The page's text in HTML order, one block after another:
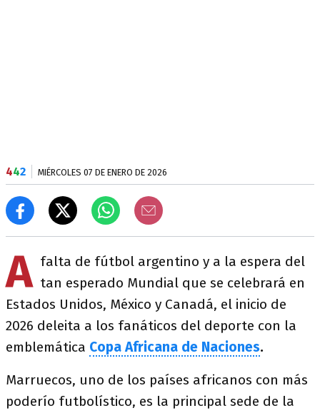
442 MIÉRCOLES 07 DE ENERO DE 2026
A falta de fútbol argentino y a la espera del
tan esperado Mundial que se celebrará en
Estados Unidos, México y Canadá, el inicio de
2026 deleita a los fanáticos del deporte con la
emblemática Copa Africana de Naciones.
Marruecos, uno de los países africanos con más
poderío futbolístico, es la principal sede de la